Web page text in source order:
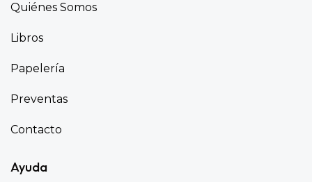
Quiénes Somos
Libros
Papelería
Preventas
Contacto
Ayuda